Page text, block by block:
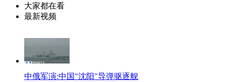
大家都在看
最新视频
中俄军演:中国"沈阳"导弹驱逐舰